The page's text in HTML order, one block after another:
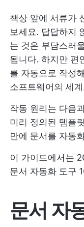
책상 앞에 서류가
보세요. 답답하지
는 것은 부담스러
됩니다. 하지만 편
를 자동으로 작성
소프트웨어의 세
작동 원리는 다음
미리 정의된 템플
만에 문서를 자동
이 가이드에서는
문서 자동화 도구
문서 자